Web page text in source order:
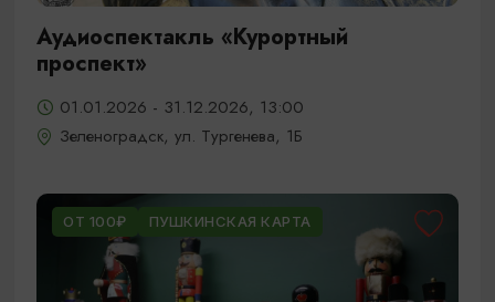
Аудиоспектакль «Курортный
проспект»
01.01.2026 - 31.12.2026, 13:00
Зеленоградск, ул. Тургенева, 1Б
ОТ 100₽ ПУШКИНСКАЯ КАРТА